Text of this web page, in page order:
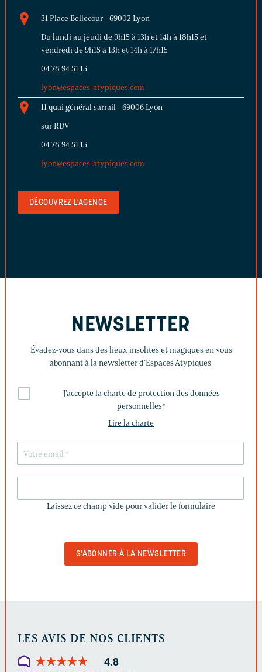
31 Place Bellecour - 69002 Lyon
Du lundi au jeudi de 9h15 à 13h et 14h à 18h15 et
vendredi de 9h15 à 13h et 14h à 17h15
04 78 94 51 15
lyon@espaces-atypiques.com
11 quai général sarrail - 69006 Lyon
sur RDV
04 78 94 51 15
lyon@espaces-atypiques.com
DÉCOUVREZ L'AGENCE
NEWSLETTER
Évadez-vous dans des lieux insolites et magiques en vous
abonnant à la newsletter d’Espaces Atypiques.
J'accepte la charte de protection des données
personnelles*
Lire la charte
CHAMP
Laissez ce champ vide pour valider le formulaire
LES AVIS DE NOS CLIENTS
★★★★★
★★★★★ 4.8